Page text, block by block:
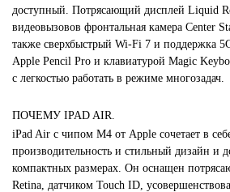
доступный. Потрясающий дисплей Liquid
видеовызовов фронтальная камера Center
также сверхбыстрый Wi-Fi 7 и поддержка
Apple Pencil Pro и клавиатурой Magic
с легкостью работать в режиме многозадач.
ПОЧЕМУ IPAD AIR.
iPad Air с чипом M4 от Apple сочетает в
производительность и стильный дизайн и
компактных размерах. Он оснащен
Retina, датчиком Touch ID,